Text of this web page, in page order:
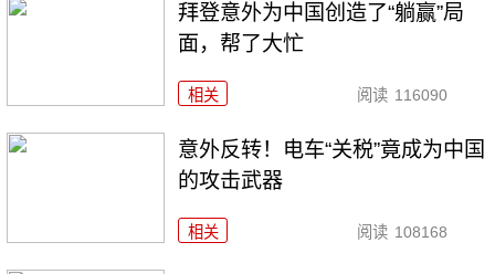
拜登意外为中国创造了“躺赢”局
面，帮了大忙
相关 阅读 116090
意外反转！电车“关税”竟成为中国
的攻击武器
相关 阅读 108168